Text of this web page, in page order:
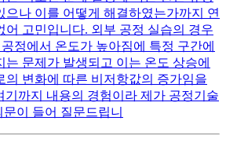
으나 이를 어떻게 해결하였는가까지 연
어 고민입니다. 외부 공정 실습의 경우
정에서 온도가 높아짐에 특정 구간에
는 문제가 발생되고 이는 온도 상승에
의 변화에 따른 비저항값의 증가임을
기까지 내용의 경험이라 제가 공정기술
이 들어 질문드립니